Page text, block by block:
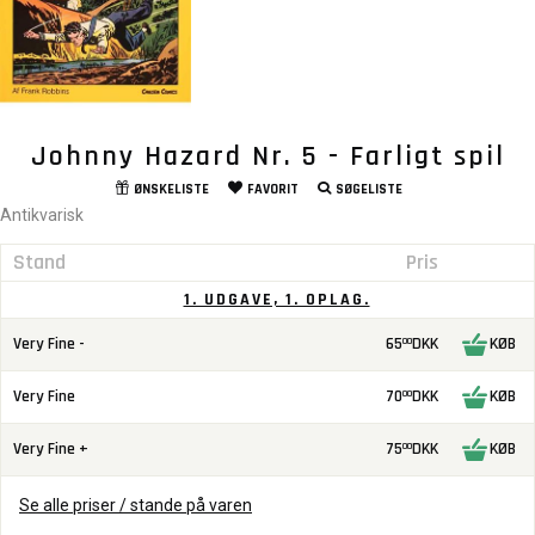
Johnny Hazard Nr. 5 - Farligt spil
ØNSKELISTE FAVORIT SØGELISTE
Antikvarisk
Stand Pris
1. UDGAVE, 1. OPLAG.
Very Fine - 6500DKK KØB
Very Fine 7000DKK KØB
Very Fine + 7500DKK KØB
Se alle priser / stande på varen